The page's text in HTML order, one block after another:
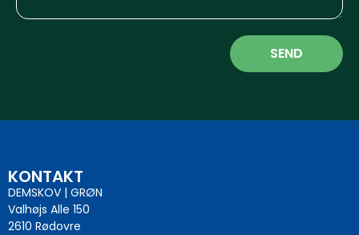
SEND
KONTAKT
DEMSKOV | GRØN
Valhøjs Alle 150
2610 Rødovre